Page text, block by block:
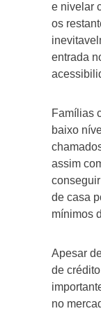
e nivelar
os
entrada
Famílias
baixo
assim
de casa
mínimos
Apesar
de
no